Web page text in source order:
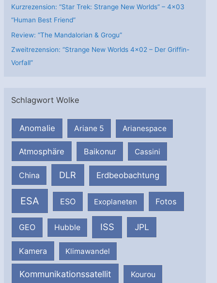
Kurzrezension: “Star Trek: Strange New Worlds” – 4×03
“Human Best Friend”
Review: “The Mandalorian & Grogu”
Zweitrezension: “Strange New Worlds 4×02 – Der Griffin-
Vorfall”
Schlagwort Wolke
Anomalie Ariane 5 Arianespace
Atmosphäre Baikonur Cassini
China DLR Erdbeobachtung
ESA ESO Exoplaneten Fotos
GEO Hubble ISS JPL
Kamera Klimawandel
Kommunikationssatellit Kourou